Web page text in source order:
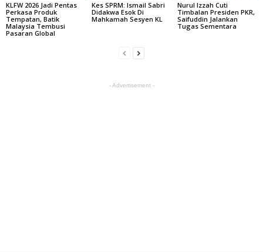
KLFW 2026 Jadi Pentas
Perkasa Produk
Tempatan, Batik
Malaysia Tembusi
Pasaran Global
Kes SPRM: Ismail Sabri
Didakwa Esok Di
Mahkamah Sesyen KL
Nurul Izzah Cuti
Timbalan Presiden PKR,
Saifuddin Jalankan
Tugas Sementara
- Advertisement -